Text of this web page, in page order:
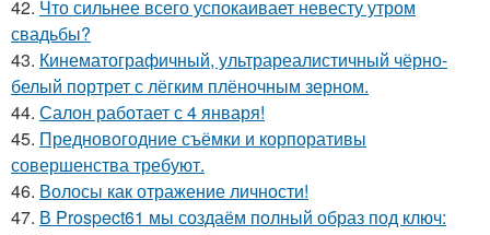
42. Что сильнее всего успокаивает невесту утром
свадьбы?
43. Кинематографичный, ультрареалистичный чёрно-
белый портрет с лёгким плёночным зерном.
44. Салон работает с 4 января!
45. Предновогодние съёмки и корпоративы
совершенства требуют.
46. Волосы как отражение личности!
47. В Prospect61 мы создаём полный образ под ключ: